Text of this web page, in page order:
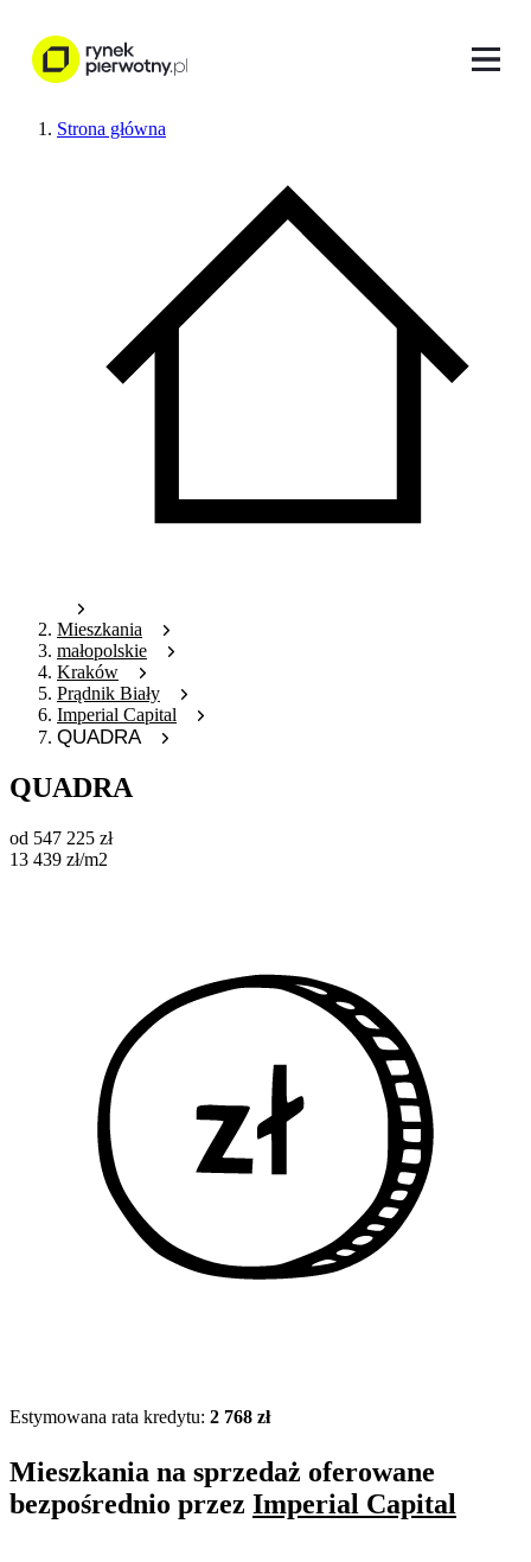
Strona główna
Mieszkania
małopolskie
Kraków
Prądnik Biały
Imperial Capital
QUADRA
QUADRA
od 547 225 zł
13 439 zł/m2
Estymowana rata kredytu: 2 768 zł
Mieszkania na sprzedaż oferowane
bezpośrednio przez Imperial Capital